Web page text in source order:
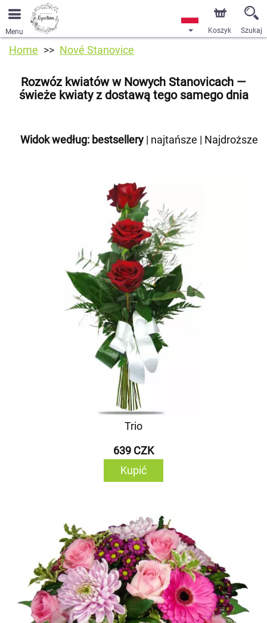
Menu Koszyk Szukaj
Home Nové Stanovice
Rozwóz kwiatów w Nowych Stanovicach —
świeże kwiaty z dostawą tego samego dnia
Widok według: bestsellery | najtańsze | Najdroższe
Trio
639 CZK
Kupić